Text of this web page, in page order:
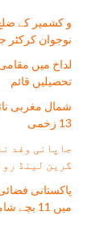
و کشمیر کے
نوجوان کرکٹر
تحصیلیں قائم
13 زخمی
جاپانی وفد
گرین لینڈ
میں 11 بچے شامل: طالبان حکومت